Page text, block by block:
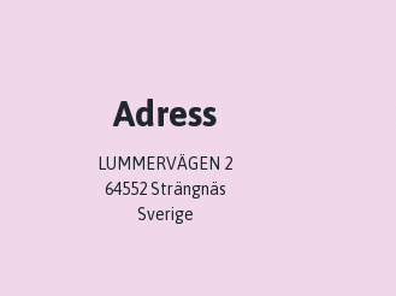
Adress
LUMMERVÄGEN 2
64552 Strängnäs
Sverige